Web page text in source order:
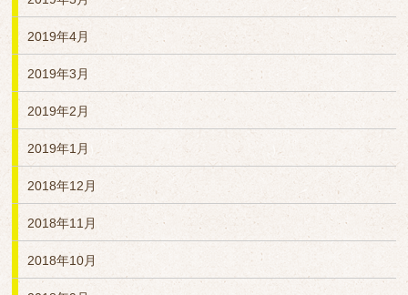
2019年4月
2019年3月
2019年2月
2019年1月
2018年12月
2018年11月
2018年10月